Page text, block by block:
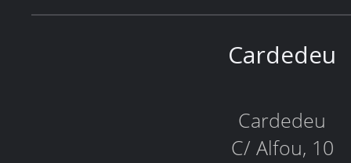
Cardedeu
Cardedeu
C/ Alfou, 10